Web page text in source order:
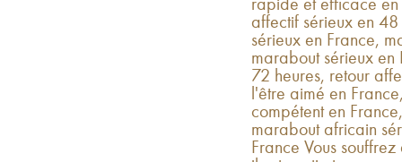
rapide et efficace
affectif sérieux en
sérieux en France,
marabout sérieux en
72 heures, retour
l'être aimé en
compétent en
marabout africain
France Vous